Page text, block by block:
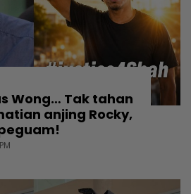
Wong… Tak tahan
anjing Rocky,